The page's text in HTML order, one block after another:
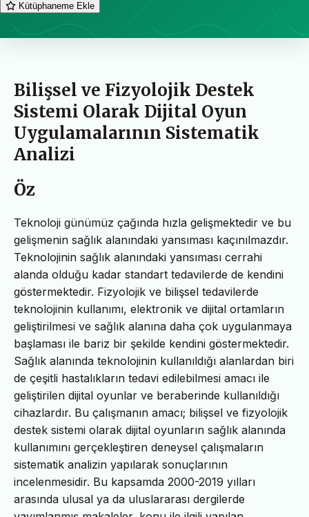
Kütüphaneme Ekle
Bilişsel ve Fizyolojik Destek
Sistemi Olarak Dijital Oyun
Uygulamalarının Sistematik
Analizi
Öz
Teknoloji günümüz çağında hızla gelişmektedir ve bu
gelişmenin sağlık alanındaki yansıması kaçınılmazdır.
Teknolojinin sağlık alanındaki yansıması cerrahi
alanda olduğu kadar standart tedavilerde de kendini
göstermektedir. Fizyolojik ve bilişsel tedavilerde
teknolojinin kullanımı, elektronik ve dijital ortamların
geliştirilmesi ve sağlık alanına daha çok uygulanmaya
başlaması ile bariz bir şekilde kendini göstermektedir.
Sağlık alanında teknolojinin kullanıldığı alanlardan biri
de çeşitli hastalıkların tedavi edilebilmesi amacı ile
geliştirilen dijital oyunlar ve beraberinde kullanıldığı
cihazlardır. Bu çalışmanın amacı; bilişsel ve fizyolojik
destek sistemi olarak dijital oyunların sağlık alanında
kullanımını gerçekleştiren deneysel çalışmaların
sistematik analizin yapılarak sonuçlarının
incelenmesidir. Bu kapsamda 2000-2019 yılları
arasında ulusal ya da uluslararası dergilerde